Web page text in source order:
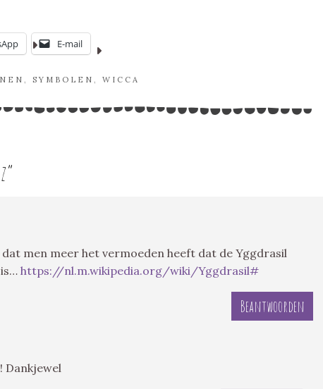
E-mail
, SYMBOLEN , WICCA
”
men meer het vermoeden heeft dat de Yggdrasil
https://nl.m.wikipedia.org/wiki/Yggdrasil#
Beantwoorden
Dankjewel